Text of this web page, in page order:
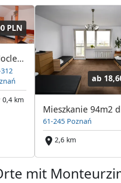
PLN
"Noclegi Jamnik" dla pracowników
0,4 km
ab
61-245 Poznań
2,6 km
mit